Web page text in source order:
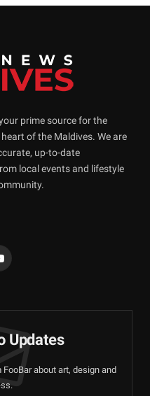
prime source for the
of the Maldives. We are
up-to-date
local events and lifestyle
Updates
about art, design and